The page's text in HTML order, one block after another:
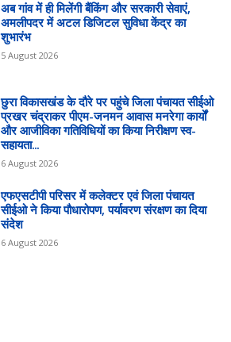
अब गांव में ही मिलेंगी बैंकिंग और सरकारी सेवाएं,
अमलीपदर में अटल डिजिटल सुविधा केंद्र का
शुभारंभ
5 August 2026
छुरा विकासखंड के दौरे पर पहुंचे जिला पंचायत सीईओ
प्रखर चंद्राकर पीएम-जनमन आवास मनरेगा कार्यों
और आजीविका गतिविधियों का किया निरीक्षण स्व-
सहायता...
6 August 2026
एफएसटीपी परिसर में कलेक्टर एवं जिला पंचायत
सीईओ ने किया पौधारोपण, पर्यावरण संरक्षण का दिया
संदेश
6 August 2026